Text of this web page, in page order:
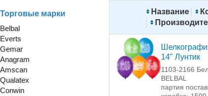
Торговые марки
Belbal
Everts
Gemar
Anagram
Amscan
Qualatex
Conwin
Название
14" Лунтик
1103-2166
BELBAL
партия